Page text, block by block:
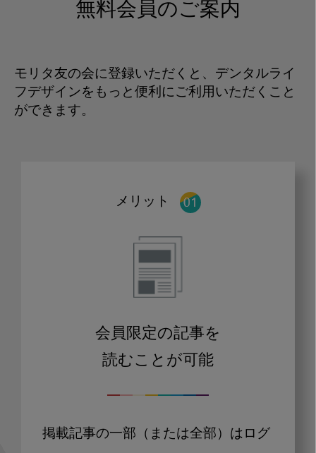
無料会員のご案内
モリタ友の会に登録いただくと、デンタルライ
フデザインをもっと便利にご利用いただくこと
ができます。
メリット
会員限定の記事を
読むことが可能
掲載記事の一部（または全部）はログ